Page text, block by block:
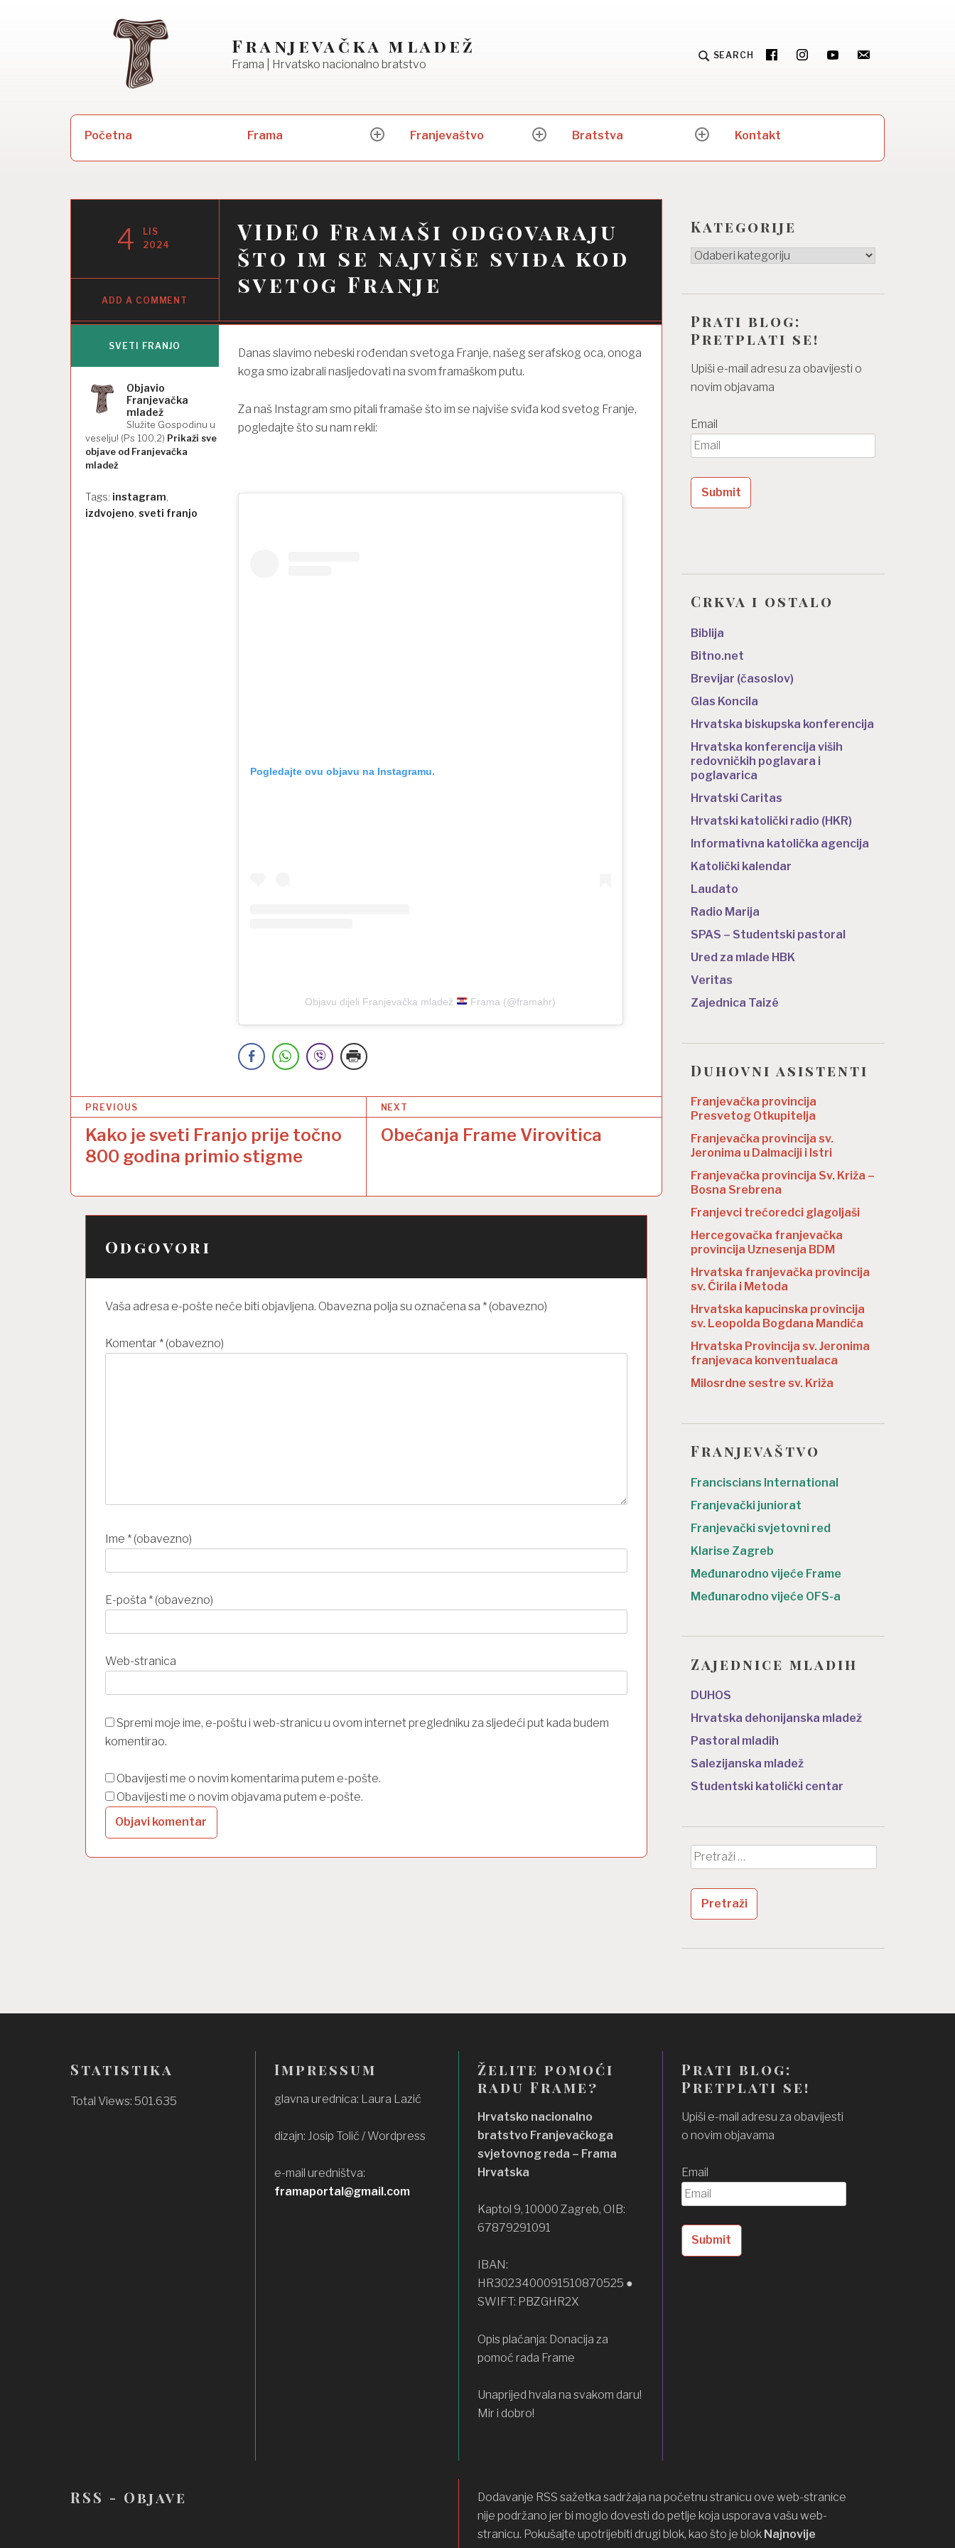
Franjevačka mladež
Frama | Hrvatsko nacionalno bratstvo
SEARCH
Početna Frama
expand
menu
Franjevaštvo
expand
menu
Bratstva
expand
menu
Kontakt
VIDEO Framaši odgovaraju
što im se najviše sviđa kod
svetog Franje
4
LIS
2024
ADD A COMMENT
Danas slavimo nebeski rođendan svetoga Franje, našeg serafskog oca, onoga
koga smo izabrali nasljedovati na svom framaškom putu.
Za naš Instagram smo pitali framaše što im se najviše sviđa kod svetog Franje,
pogledajte što su nam rekli:
Pogledajte ovu objavu na Instagramu.
Objavu dijeli Franjevačka mladež Frama (@framahr)
SVETI FRANJO
Objavio
Franjevačka
mladež
Služite Gospodinu u
veselju! (Ps 100,2) Prikaži sve
objave od Franjevačka
mladež
Tags: instagram,
izdvojeno,sveti franjo
N
g
PREVIOUS
Kako je sveti Franjo prije točno
800 godina primio stigme
NEXT
Obećanja Frame Virovitica
Odgovori
Vaša adresa e-pošte neće biti objavljena. Obavezna polja su označena sa * (obavezno)
Komentar * (obavezno)
Ime * (obavezno)
E-pošta * (obavezno)
Web-stranica
Spremi moje ime, e-poštu i web-stranicu u ovom internet pregledniku za sljedeći put kada budem
komentirao.
Obavijesti me o novim komentarima putem e-pošte.
Obavijesti me o novim objavama putem e-pošte.
Kategorije
Kategorije
Prati blog:
Pretplati se!
Upiši e-mail adresu za obavijesti o
novim objavama
Email
Crkva i ostalo
Biblija
Bitno.net
Brevijar (časoslov)
Glas Koncila
Hrvatska biskupska konferencija
Hrvatska konferencija viših
redovničkih poglavara i
poglavarica
Hrvatski Caritas
Hrvatski katolički radio (HKR)
Informativna katolička agencija
Katolički kalendar
Laudato
Radio Marija
SPAS – Studentski pastoral
Ured za mlade HBK
Veritas
Zajednica Taizé
Duhovni asistenti
Franjevačka provincija
Presvetog Otkupitelja
Franjevačka provincija sv.
Jeronima u Dalmaciji i Istri
Franjevačka provincija Sv. Križa –
Bosna Srebrena
Franjevci trećoredci glagoljaši
Hercegovačka franjevačka
provincija Uznesenja BDM
Hrvatska franjevačka provincija
sv. Ćirila i Metoda
Hrvatska kapucinska provincija
sv. Leopolda Bogdana Mandića
Hrvatska Provincija sv. Jeronima
franjevaca konventualaca
Milosrdne sestre sv. Križa
Franjevaštvo
Franciscians International
Franjevački juniorat
Franjevački svjetovni red
Klarise Zagreb
Međunarodno vijeće Frame
Međunarodno vijeće OFS-a
Zajednice mladih
DUHOS
Hrvatska dehonijanska mladež
Pastoral mladih
Salezijanska mladež
Studentski katolički centar
Pretraži:
Statistika
Total Views: 501.635
Impressum
glavna urednica: Laura Lazić
dizajn: Josip Tolić / Wordpress
e-mail uredništva:
framaportal@gmail.com
Želite pomoći
radu Frame?
Hrvatsko nacionalno
bratstvo Franjevačkoga
svjetovnog reda – Frama
Hrvatska
Kaptol 9, 10000 Zagreb, OIB:
67879291091
IBAN:
HR3023400091510870525 ●
SWIFT: PBZGHR2X
Opis plaćanja: Donacija za
pomoć rada Frame
Unaprijed hvala na svakom daru!
Mir i dobro!
Prati blog:
Pretplati se!
Upiši e-mail adresu za obavijesti
o novim objavama
Email
RSS - Objave
Dodavanje RSS sažetka sadržaja na početnu stranicu ove web-stranice
nije podržano jer bi moglo dovesti do petlje koja usporava vašu web-
stranicu. Pokušajte upotrijebiti drugi blok, kao što je blok Najnovije